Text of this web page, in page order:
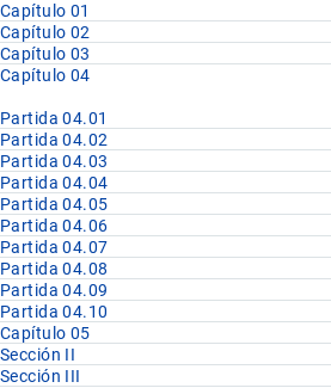
Capítulo 01
Capítulo 02
Capítulo 03
Capítulo 04
Partida 04.01
Partida 04.02
Partida 04.03
Partida 04.04
Partida 04.05
Partida 04.06
Partida 04.07
Partida 04.08
Partida 04.09
Partida 04.10
Capítulo 05
Sección II
Sección III